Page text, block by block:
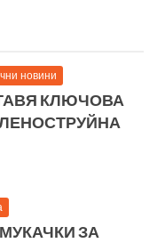
новини
КЛЮЧОВА
ЗА